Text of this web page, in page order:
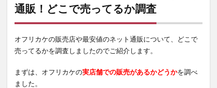
通販！どこで売ってるか調査
オフリカケの販売店や最安値のネット通販について、どこで
売ってるかを調査しましたのでご紹介します。
まずは、オフリカケの実店舗での販売があるかどうかを調べ
ました。